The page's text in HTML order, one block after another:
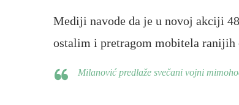
Mediji navode da je u novoj akciji
ostalim i pretragom mobitela
Milanović predlaže svečani vojni